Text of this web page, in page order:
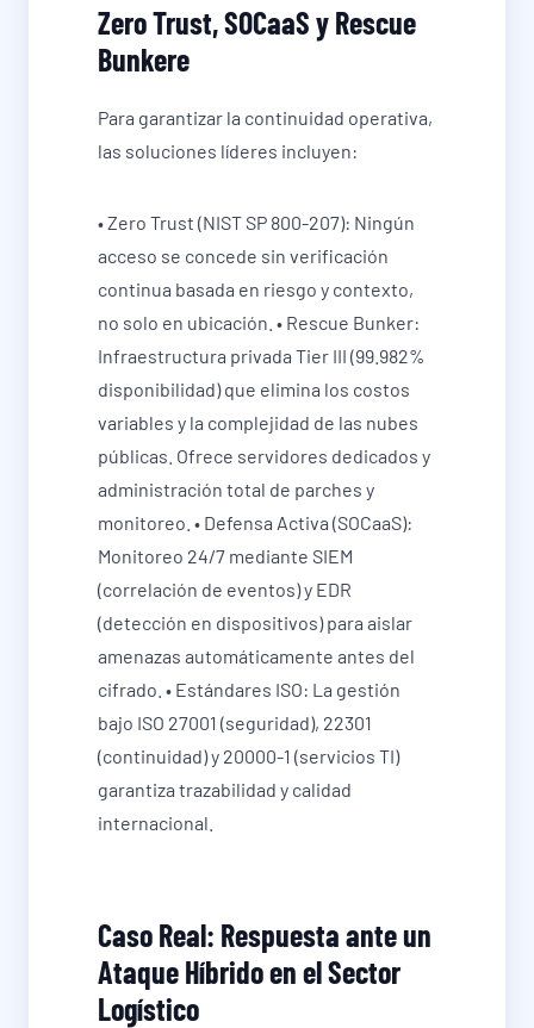
Zero Trust, SOCaaS y Rescue
Bunkere
Para garantizar la continuidad operativa,
las soluciones líderes incluyen:
• Zero Trust (NIST SP 800-207): Ningún
acceso se concede sin verificación
continua basada en riesgo y contexto,
no solo en ubicación. • Rescue Bunker:
Infraestructura privada Tier III (99.982%
disponibilidad) que elimina los costos
variables y la complejidad de las nubes
públicas. Ofrece servidores dedicados y
administración total de parches y
monitoreo. • Defensa Activa (SOCaaS):
Monitoreo 24/7 mediante SIEM
(correlación de eventos) y EDR
(detección en dispositivos) para aislar
amenazas automáticamente antes del
cifrado. • Estándares ISO: La gestión
bajo ISO 27001 (seguridad), 22301
(continuidad) y 20000-1 (servicios TI)
garantiza trazabilidad y calidad
internacional.
Caso Real: Respuesta ante un
Ataque Híbrido en el Sector
Logístico